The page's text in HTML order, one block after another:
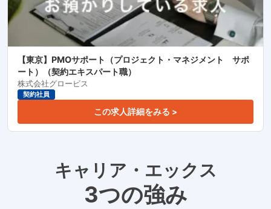
【東京】PMOサポート（プロジェクト・マネジメント サポ
ート）（契約エキスパート職）
株式会社グロービス
契約社員
この求人詳細をみる >
キャリア・エックス
3つの強み